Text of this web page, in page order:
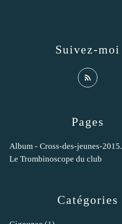
Catégories
Pages
Album - Cross-des-jeunes-2015.
Le Trombinoscope du club
Suivez-moi